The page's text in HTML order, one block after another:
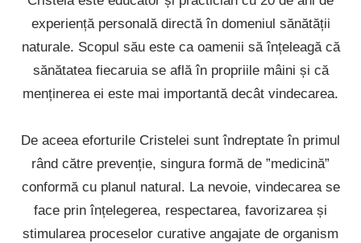
experiență personală directă în domeniul sănătății
naturale. Scopul său este ca oamenii să înțeleagă că
sănătatea fiecaruia se află în propriile mâini și că
menținerea ei este mai importantă decât vindecarea.
De aceea eforturile Cristelei sunt îndreptate în primul
rând către prevenție, singura formă de ”medicină”
conformă cu planul natural. La nevoie, vindecarea se
face prin înțelegerea, respectarea, favorizarea și
stimularea proceselor curative angajate de organism